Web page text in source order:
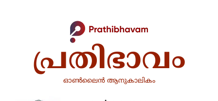
പ്രതിഭാവം
ഓൺലൈൻ ആനുകാലികം